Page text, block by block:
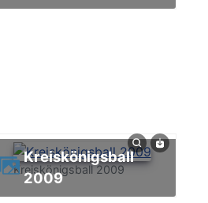
Kreiskönigsball 2009
Kreiskönigsball
2009